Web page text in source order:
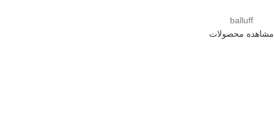
balluff
مشاهده محصولات